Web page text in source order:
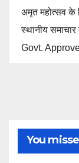
अमृत महोत्सव
स्थानीय
Govt.
You